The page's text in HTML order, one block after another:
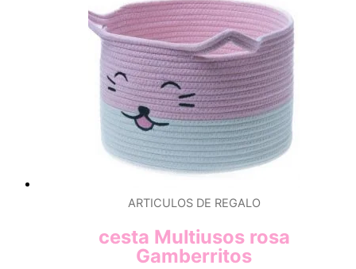
ARTICULOS DE REGALO
cesta Multiusos rosa
Gamberritos